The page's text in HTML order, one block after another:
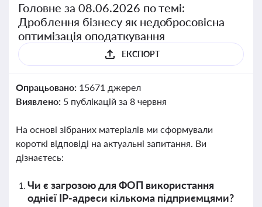
Головне за 08.06.2026 по темі:
Дроблення бізнесу як недобросовісна
оптимізація оподаткування
ЕКСПОРТ
Опрацьовано: 15671 джерел
Виявлено: 5 публікацій за 8 червня
На основі зібраних матеріалів ми сформували
короткі відповіді на актуальні запитання. Ви
дізнаєтесь:
Чи є загрозою для ФОП використання
однієї IP-адреси кількома підприємцями?